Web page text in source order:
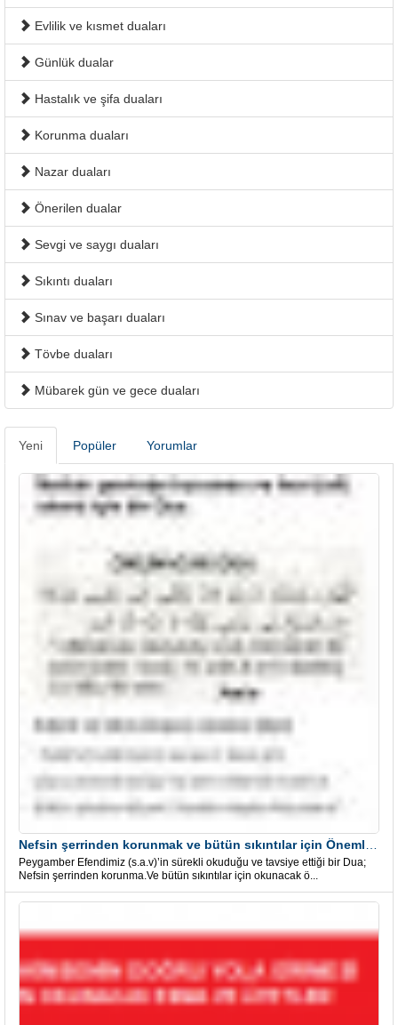
Evlilik ve kısmet duaları
Günlük dualar
Hastalık ve şifa duaları
Korunma duaları
Nazar duaları
Önerilen dualar
Sevgi ve saygı duaları
Sıkıntı duaları
Sınav ve başarı duaları
Tövbe duaları
Mübarek gün ve gece duaları
Yeni Popüler Yorumlar
Peygamber Efendimiz (s.a.v)’in sürekli okuduğu ve tavsiye ettiği bir Dua;
Nefsin şerrinden korunma.Ve bütün sıkıntılar için okunacak ö...